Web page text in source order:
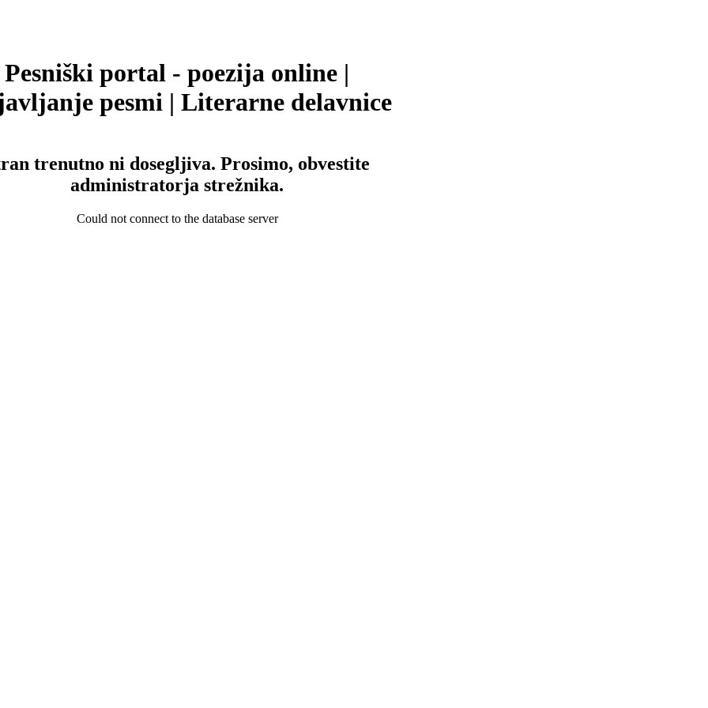
Pesniški portal - poezija online |
pesmi | Literarne delavnice
trenutno ni dosegljiva. Prosimo, obvestite
administratorja strežnika.
Could not connect to the database server